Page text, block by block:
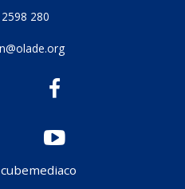
280